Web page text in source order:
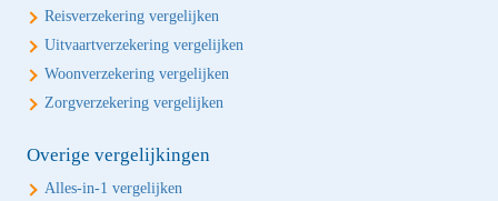
Reisverzekering vergelijken
Uitvaartverzekering vergelijken
Woonverzekering vergelijken
Zorgverzekering vergelijken
Overige vergelijkingen
Alles-in-1 vergelijken